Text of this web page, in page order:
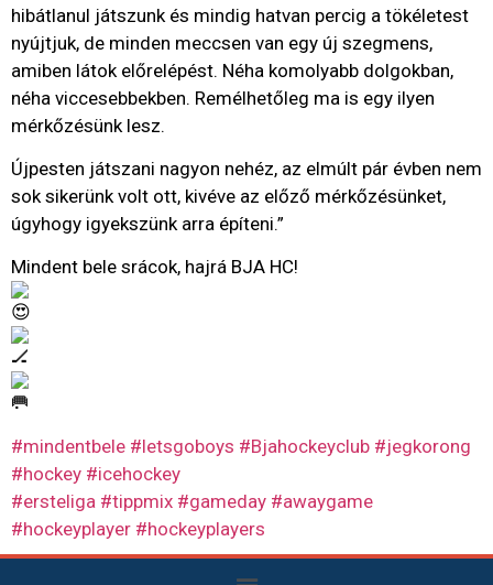
hibátlanul játszunk és mindig hatvan percig a tökéletest
nyújtjuk, de minden meccsen van egy új szegmens,
amiben látok előrelépést. Néha komolyabb dolgokban,
néha viccesebbekben. Remélhetőleg ma is egy ilyen
mérkőzésünk lesz.
Újpesten játszani nagyon nehéz, az elmúlt pár évben nem
sok sikerünk volt ott, kivéve az előző mérkőzésünket,
úgyhogy igyekszünk arra építeni.”
Mindent bele srácok, hajrá BJA HC!
#mindentbele #letsgoboys #Bjahockeyclub #jegkorong
#hockey #icehockey
#ersteliga #tippmix #gameday #awaygame
#hockeyplayer #hockeyplayers